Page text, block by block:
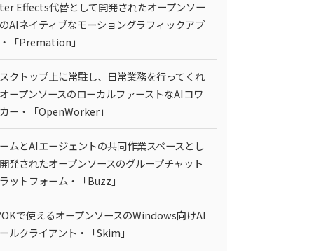
Effects代替として開発されたオープンソー
AIネイティブなモーショングラフィックアプ
「Premation」
クトップ上に常駐し、日常業務を行ってくれ
ープンソースのローカルファーストなAIコワ
ー・「OpenWorker」
ムとAIエージェントの共同作業スペースとし
発されたオープンソースのグループチャット
ットフォーム・「Buzz」
で使えるオープンソースのWindows向けAI
ルクライアント・「Skim」